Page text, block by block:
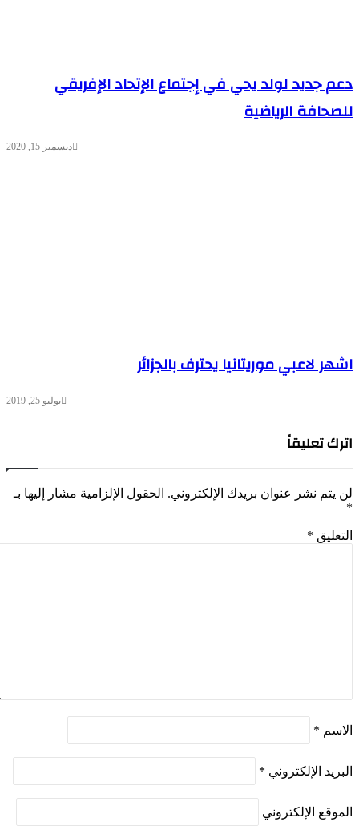
دعم جديد لولد يحي في إجتماع الإتحاد الإفريقي
للصحافة الرياضية
ديسمبر 15, 2020
اشهر لاعبي موريتانيا يحترف بالجزائر
يوليو 25, 2019
اترك تعليقاً
لن يتم نشر عنوان بريدك الإلكتروني.
الحقول الإلزامية مشار إليها بـ
*
التعليق *
الاسم *
البريد الإلكتروني *
الموقع الإلكتروني